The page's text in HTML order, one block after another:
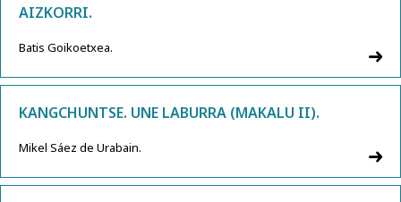
AIZKORRI.
Batis Goikoetxea.
KANGCHUNTSE. UNE LABURRA (MAKALU II).
Mikel Sáez de Urabain.